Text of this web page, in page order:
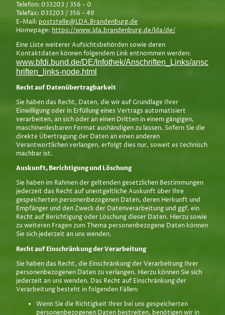
Telefon: 033203 / 356 - 0
Telefax: 033203 / 356 - 49
E-Mail: poststelle@LDA.Brandenburg.de
Homepage: https://www.lda.brandenburg.de/lda/de/
Eine Liste weiterer Aufsichtsbehörden sowie deren
Kontaktdaten können folgendem Link entnommen werden:
www.bfdi.bund.de/DE/Infothek/Anschriften_Links/ansc
hriften_links-node.html
Recht auf Daten­übertrag­barkeit
Sie haben das Recht, Daten, die wir auf Grundlage Ihrer
Einwilligung oder in Erfüllung eines Vertrags automatisiert
verarbeiten, an sich oder an einen Dritten in einem gängigen,
maschinenlesbaren Format aushändigen zu lassen. Sofern Sie die
direkte Übertragung der Daten an einen anderen
Verantwortlichen verlangen, erfolgt dies nur, soweit es technisch
machbar ist.
Auskunft, Berichtigung und Löschung
Sie haben im Rahmen der geltenden gesetzlichen Bestimmungen
jederzeit das Recht auf unentgeltliche Auskunft über Ihre
gespeicherten personenbezogenen Daten, deren Herkunft und
Empfänger und den Zweck der Datenverarbeitung und ggf. ein
Recht auf Berichtigung oder Löschung dieser Daten. Hierzu sowie
zu weiteren Fragen zum Thema personenbezogene Daten können
Sie sich jederzeit an uns wenden.
Recht auf Einschränkung der Verarbeitung
Sie haben das Recht, die Einschränkung der Verarbeitung Ihrer
personenbezogenen Daten zu verlangen. Hierzu können Sie sich
jederzeit an uns wenden. Das Recht auf Einschränkung der
Verarbeitung besteht in folgenden Fällen:
Wenn Sie die Richtigkeit Ihrer bei uns gespeicherten
personenbezogenen Daten bestreiten, benötigen wir in